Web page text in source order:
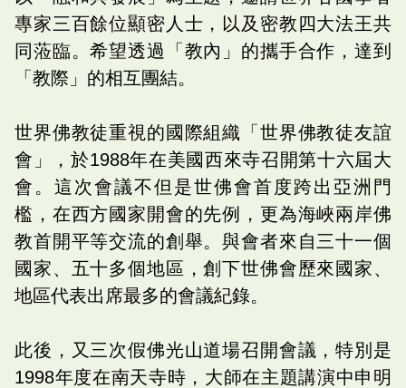
專家三百餘位顯密人士，以及密教四大法王共
同蒞臨。希望透過「教內」的攜手合作，達到
「教際」的相互團結。
世界佛教徒重視的國際組織「世界佛教徒友誼
會」，於1988年在美國西來寺召開第十六屆大
會。這次會議不但是世佛會首度跨出亞洲門
檻，在西方國家開會的先例，更為海峽兩岸佛
教首開平等交流的創舉。與會者來自三十一個
國家、五十多個地區，創下世佛會歷來國家、
地區代表出席最多的會議紀錄。
此後，又三次假佛光山道場召開會議，特別是
1998年度在南天寺時，大師在主題講演中申明